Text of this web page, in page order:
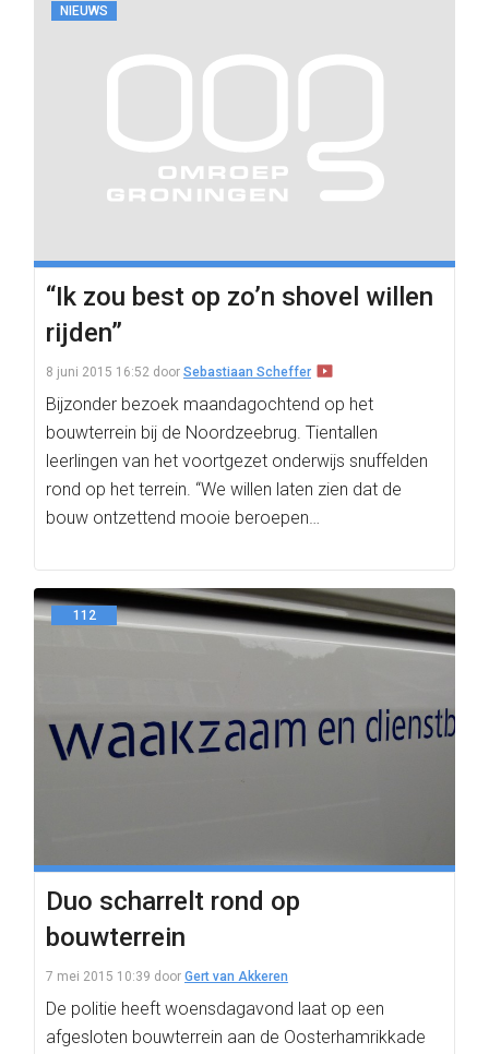
NIEUWS
“Ik zou best op zo’n shovel willen
rijden”
8 juni 2015 16:52 door Sebastiaan Scheffer
Bijzonder bezoek maandagochtend op het
bouwterrein bij de Noordzeebrug. Tientallen
leerlingen van het voortgezet onderwijs snuffelden
rond op het terrein. “We willen laten zien dat de
bouw ontzettend mooie beroepen…
112
Duo scharrelt rond op
bouwterrein
7 mei 2015 10:39 door Gert van Akkeren
De politie heeft woensdagavond laat op een
afgesloten bouwterrein aan de Oosterhamrikkade